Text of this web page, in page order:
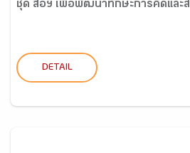
ชุด สื่อฯ เพื่อพัฒนาทักษะการคิดและ
DETAIL